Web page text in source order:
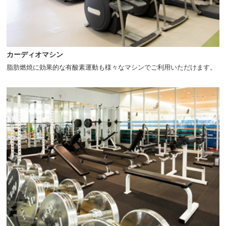
カーディオマシン
脂肪燃焼に効果的な有酸素運動も様々なマシンでご利用いただけます。